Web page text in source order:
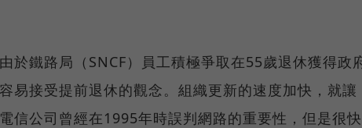
於鐵路局（SNCF）員工積極爭取在55歲退休獲得政
易接受提前退休的觀念。組織更新的速度加快，就讓
信公司曾經在1995年時誤判網路的重要性，但是很快